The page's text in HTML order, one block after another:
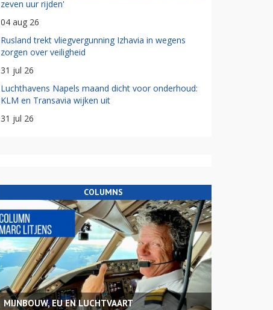
zeven uur rijden'
04 aug 26
Rusland trekt vliegvergunning Izhavia in wegens
zorgen over veiligheid
31 jul 26
Luchthavens Napels maand dicht voor onderhoud:
KLM en Transavia wijken uit
31 jul 26
COLUMNS
MIJNBOUW, EU EN LUCHTVAART